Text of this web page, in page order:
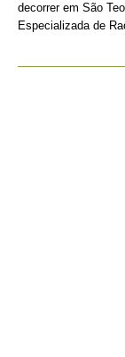
decorrer em São
Especializada de